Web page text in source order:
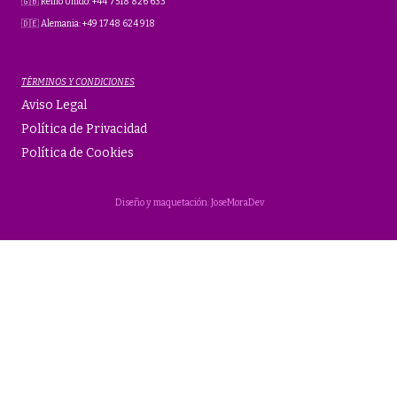
🇩🇪 Alemania: +49 1748 624 918
TÉRMINOS Y CONDICIONES
Aviso Legal
Política de Privacidad
Política de Cookies
Diseño y maquetación: JoseMoraDev